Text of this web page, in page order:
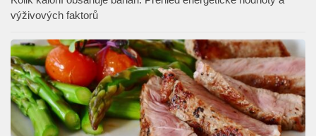
výživových faktorů